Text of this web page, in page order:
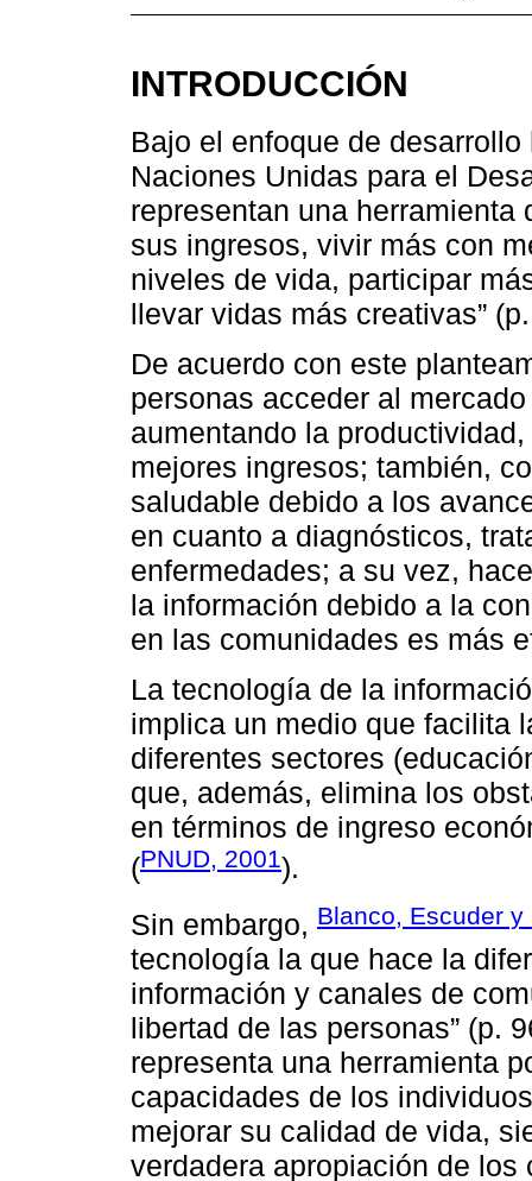
INTRODUCCIÓN
Bajo el enfoque de
Naciones Unidas para el
representan una herramienta
sus ingresos, vivir más con
niveles de vida, participar
llevar vidas más creativas”
De acuerdo con este
personas acceder al
aumentando la
mejores ingresos; también,
saludable debido a los
en cuanto a diagnósticos,
enfermedades; a su vez,
la información debido a la
en las comunidades es más
La tecnología de la
implica un medio que facilita
diferentes sectores
que, además, elimina los
en términos de ingreso
(PNUD, 2001).
Sin embargo, Blanco, Escuder y
tecnología la que hace la
información y canales de
libertad de las personas” (p.
representa una herramienta
capacidades de los
mejorar su calidad de vida,
verdadera apropiación de